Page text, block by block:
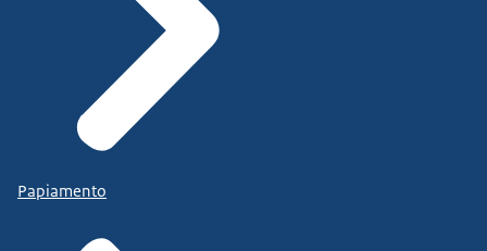
Papiamento